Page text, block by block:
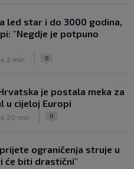
Branitelj naslova u
sjajno, izborio je novo
h
led star i do 3000 godina,
"Negdje je potpuno
2 min 0
je postala meka za
u cijeloj Europi
20 min 0
ograničenja struje u
će biti drastični"